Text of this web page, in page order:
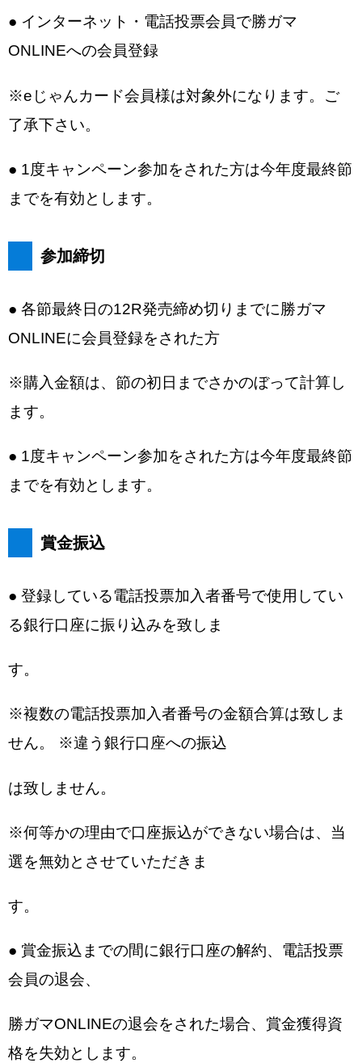
● インターネット・電話投票会員で勝ガマ
ONLINEへの会員登録
※eじゃんカード会員様は対象外になります。ご
了承下さい。
● 1度キャンペーン参加をされた方は今年度最終節
までを有効とします。
参加締切
● 各節最終日の12R発売締め切りまでに勝ガマ
ONLINEに会員登録をされた方
※購入金額は、節の初日までさかのぼって計算し
ます。
● 1度キャンペーン参加をされた方は今年度最終節
までを有効とします。
賞金振込
● 登録している電話投票加入者番号で使用してい
る銀行口座に振り込みを致しま
す。
※複数の電話投票加入者番号の金額合算は致しま
せん。 ※違う銀行口座への振込
は致しません。
※何等かの理由で口座振込ができない場合は、当
選を無効とさせていただきま
す。
● 賞金振込までの間に銀行口座の解約、電話投票
会員の退会、
勝ガマONLINEの退会をされた場合、賞金獲得資
格を失効とします。